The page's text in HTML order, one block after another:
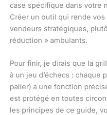
case spécifique dans votre
Créer un outil qui rende
vendeurs stratégiques,
réduction » ambulants.
Pour finir, je dirais que la
à un jeu d’échecs : chaque
palier) a une fonction
est protégé en toutes
les principes de ce guide,